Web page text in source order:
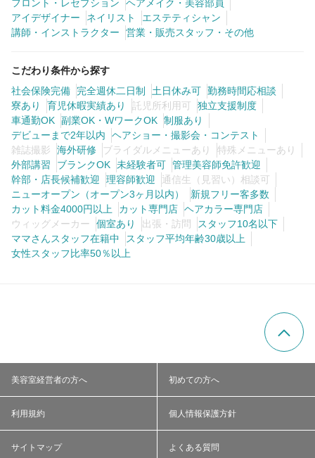
フロント・レセプション
ヘアメイク・美容部員
アイデザイナー
ネイリスト
エステティシャン
講師・インストラクター
営業・販売スタッフ・その他
こだわり条件から探す
社会保険完備
完全週休二日制 土日休み可 勤務時間応相談
寮あり
育児休暇実績あり 託児所利用可
独立支援制度
車通勤OK 副業OK・WワークOK 制服あり
デビューまで2年以内
ヘアショー・撮影会・コンテスト
雑誌撮影
海外研修 ブライダルメニューあり
特殊メニューあり
外部講習
ブランクOK 未経験者可 管理美容師免許歓迎
幹部・店長候補歓迎
理容師歓迎
通信生（見習い）相談可
ニューオープン（オープン3ヶ月以内）
新規フリー客多数
カット料金4000円以上
カット専門店 ヘアカラー専門店
ウィッグメーカー
個室あり 出張・訪問
スタッフ10名以下
ママさんスタッフ在籍中
スタッフ平均年齢30歳以上
女性スタッフ比率50％以上
美容室経営者の方へ 初めての方へ
利用規約 個人情報保護方針
サイトマップ よくある質問